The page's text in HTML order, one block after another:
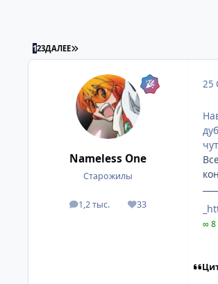
123ДАЛЕЕ ПОСЛЕДНЯЯ СТРАНИЦА
Nameless One
Старожилы
1,2 тыс.
посты 33
Репутация
25
∞ 8